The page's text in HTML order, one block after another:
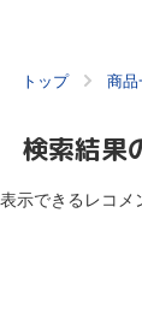
トップ 商品
検索結果
表示できるレコメ